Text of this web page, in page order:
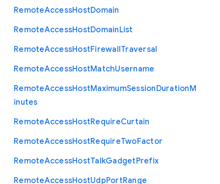
RemoteAccessHostDomain
RemoteAccessHostDomainList
RemoteAccessHostFirewallTraversal
RemoteAccessHostMatchUsername
RemoteAccessHostMaximumSessionDurationM
inutes
RemoteAccessHostRequireCurtain
RemoteAccessHostRequireTwoFactor
RemoteAccessHostTalkGadgetPrefix
RemoteAccessHostUdpPortRange